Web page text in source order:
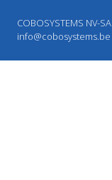
COBOSYSTEMS NV-SA
info@cobosystems.be